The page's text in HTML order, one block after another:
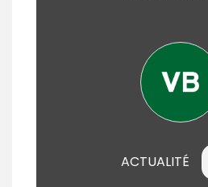
ACTUALITÉ